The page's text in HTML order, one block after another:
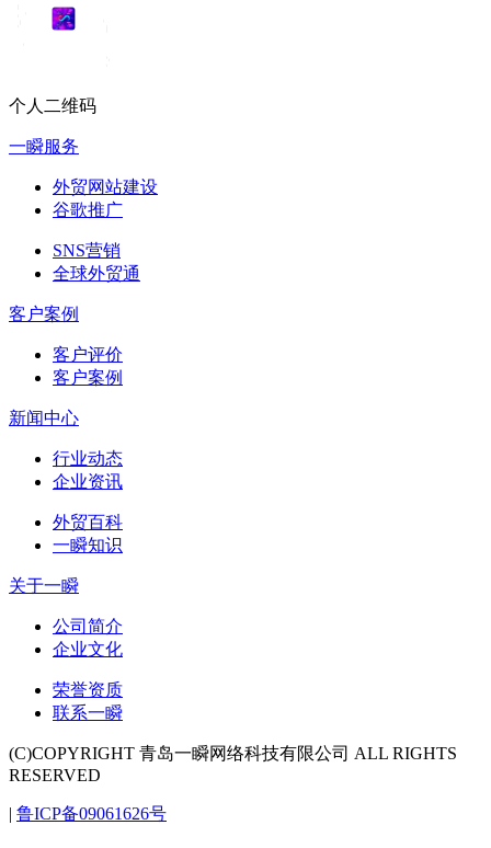
个人二维码
一瞬服务
外贸网站建设
谷歌推广
SNS营销
全球外贸通
客户案例
客户评价
客户案例
新闻中心
行业动态
企业资讯
外贸百科
一瞬知识
关于一瞬
公司简介
企业文化
荣誉资质
联系一瞬
(C)COPYRIGHT 青岛一瞬网络科技有限公司 ALL RIGHTS
RESERVED
| 鲁ICP备09061626号